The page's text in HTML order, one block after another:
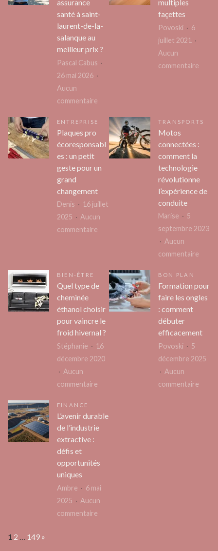
assurance
santé à saint-
laurent-de-la-
salanque au
meilleur prix ?
Pascal Cabus
26 mai 2026
Aucun
commentaire
choisir
votre
assurance
saint-
laurent-
de-
?
multiples
façettes
Povoski
6
juillet 2021
Aucun
commentaire
ENTREPRISE
Plaques pro
écoresponsabl
es : un petit
geste pour un
grand
changement
Denis
16 juillet
2025
Aucun
commentaire
petit
geste
pour
un
grand
TRANSPORTS
Motos
connectées :
comment la
technologie
révolutionne
l’expérience de
conduite
Marise
5
septembre 2023
Aucun
commentaire
:
BIEN-ÊTRE
Quel type de
cheminée
éthanol choisir
pour vaincre le
froid hivernal ?
Stéphanie
16
décembre 2020
Aucun
commentaire
de
vaincre
le
BON PLAN
Formation pour
faire les ongles
: comment
débuter
efficacement
Povoski
5
décembre 2025
Aucun
commentaire
FINANCE
L’avenir durable
de l’industrie
extractive :
défis et
opportunités
uniques
Ambre
6 mai
2025
Aucun
commentaire
Page:
1 2 … 149 Next
»